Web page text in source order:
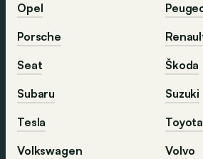
Opel
Porsche
Seat
Škoda
Subaru
Suzuki
Tesla
Toyota
Volkswagen
Volvo